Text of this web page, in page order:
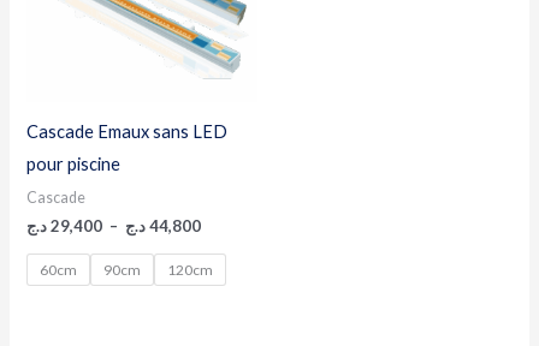
Cascade Emaux sans LED
pour piscine
Cascade
29,400 د.ج – 44,800 د.ج
60cm 90cm 120cm